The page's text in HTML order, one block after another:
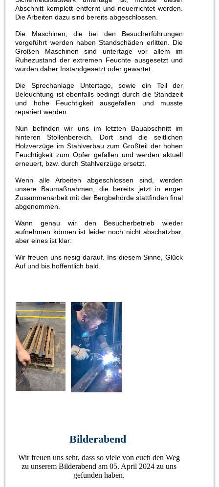
Abschnitt komplett entfernt und neuerrichtet werden.
Die Arbeiten dazu sind bereits abgeschlossen.
Die Maschinen, die bei den Besucherführungen
vorgeführt werden haben Standschäden erlitten. Die
Großen Maschinen sind untertage vor allem im
Ruhezustand der extremen Feuchte ausgesetzt und
wurden daher Instandgesetzt oder gewartet.
Die Sprechanlage Untertage, sowie ein Teil der
Beleuchtung ist ebenfalls bedingt durch die Standzeit
und hohe Feuchtigkeit ausgefallen und musste
repariert werden.
Nun befinden wir uns im letzten Bauabschnitt im
hinteren Stollenbereich. Dort sind die seitlichen
Holzverzüge im Stahlverbau zum Großteil der hohen
Feuchtigkeit zum Opfer gefallen und werden aktuell
erneuert, bzw. durch Stahlverzüge ersetzt.
Wenn alle Arbeiten abgeschlossen sind, werden
unsere Baumaßnahmen, die bereits jetzt in enger
Zusammenarbeit mit der Bergbehörde stattfinden final
abgenommen.
Wann genau wir den Besucherbetrieb wieder
aufnehmen können ist leider noch nicht abschätzbar,
aber eines ist klar:
Wir freuen uns riesig darauf. Ins diesem Sinne, Glück
Auf und bis hoffentlich bald.
Bilderabend
Wir freuen uns sehr, dass so viele von euch den Weg
zu unserem Bilderabend am 05. April 2024 zu uns
gefunden haben.